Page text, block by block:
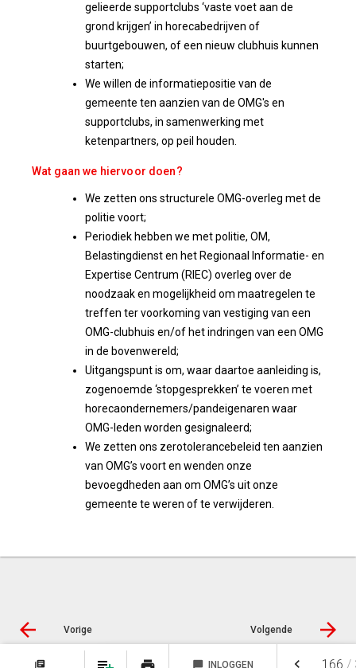
gelieerde supportclubs ‘vaste voet aan de
grond krijgen’ in horecabedrijven of
buurtgebouwen, of een nieuw clubhuis kunnen
starten;
We willen de informatiepositie van de
gemeente ten aanzien van de OMG's en
supportclubs, in samenwerking met
ketenpartners, op peil houden.
Wat gaan we hiervoor doen?
We zetten ons structurele OMG-overleg met de
politie voort;
Periodiek hebben we met politie, OM,
Belastingdienst en het Regionaal Informatie- en
Expertise Centrum (RIEC) overleg over de
noodzaak en mogelijkheid om maatregelen te
treffen ter voorkoming van vestiging van een
OMG-clubhuis en/of het indringen van een OMG
in de bovenwereld;
Uitgangspunt is om, waar daartoe aanleiding is,
zogenoemde ‘stopgesprekken’ te voeren met
horecaondernemers/pandeigenaren waar
OMG-leden worden gesignaleerd;
We zetten ons zerotolerancebeleid ten aanzien
van OMG’s voort en wenden onze
bevoegdheden aan om OMG’s uit onze
gemeente te weren of te verwijderen.
Vorige Volgende
library_books chat_bubble INLOGGEN keyboard_arrow_left 166 /